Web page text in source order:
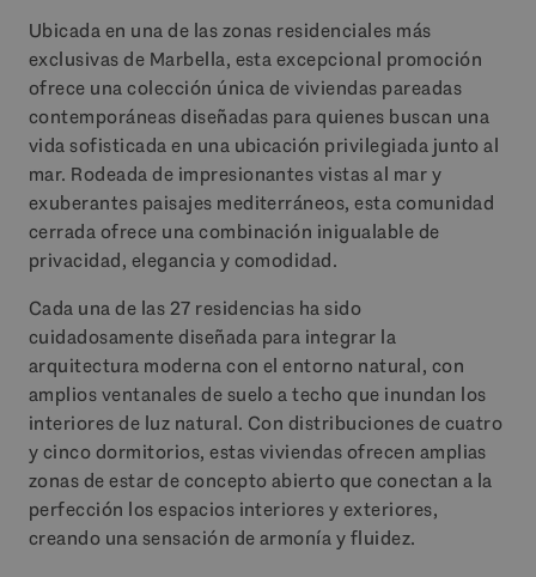
Ubicada en una de las zonas residenciales más
exclusivas de Marbella, esta excepcional promoción
ofrece una colección única de viviendas pareadas
contemporáneas diseñadas para quienes buscan una
vida sofisticada en una ubicación privilegiada junto al
mar. Rodeada de impresionantes vistas al mar y
exuberantes paisajes mediterráneos, esta comunidad
cerrada ofrece una combinación inigualable de
privacidad, elegancia y comodidad.
Cada una de las 27 residencias ha sido
cuidadosamente diseñada para integrar la
arquitectura moderna con el entorno natural, con
amplios ventanales de suelo a techo que inundan los
interiores de luz natural. Con distribuciones de cuatro
y cinco dormitorios, estas viviendas ofrecen amplias
zonas de estar de concepto abierto que conectan a la
perfección los espacios interiores y exteriores,
creando una sensación de armonía y fluidez.